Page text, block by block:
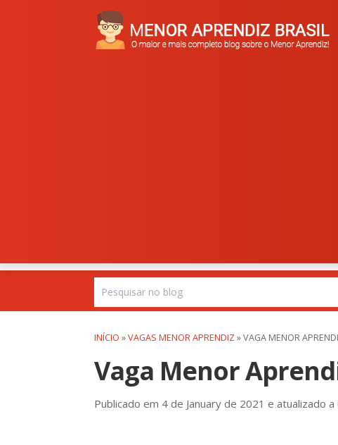
INÍCIO »VAGAS MENOR APRENDIZ»VAGA MENOR
Vaga Menor
Publicado em 4 de January de 2021 e atualizado